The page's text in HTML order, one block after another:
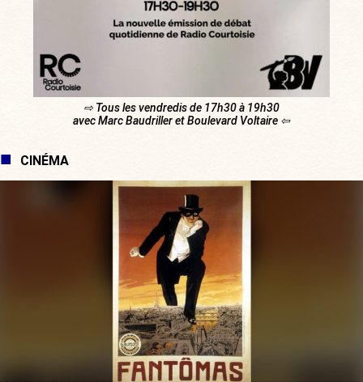
⇨ Tous les vendredis de 17h30 à 19h30
avec Marc Baudriller et Boulevard Voltaire ⇦
CINÉMA